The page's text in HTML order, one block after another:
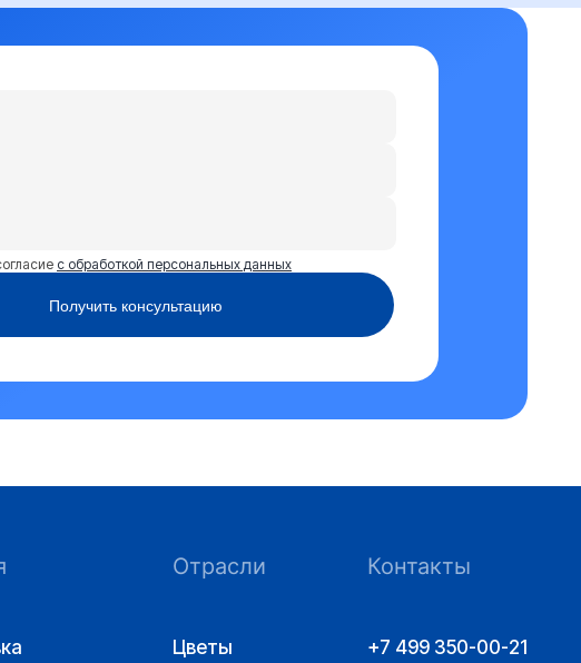
с обработкой персональных данных
Получить консультацию
Отрасли
Цветы
Контакты
+7 499 350-00-21